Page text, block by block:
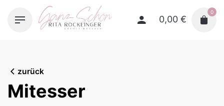
0,00 €
0
zurück
Mitesser